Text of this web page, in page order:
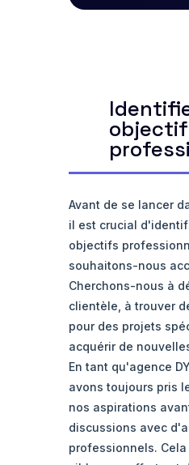
Avant de se lancer
il est crucial
objectifs
souhaitons-nous
Cherchons-nous à
clientèle, à trouver
pour des projets
acquérir de
En tant qu'agence
avons toujours pris
nos aspirations
discussions avec
professionnels.